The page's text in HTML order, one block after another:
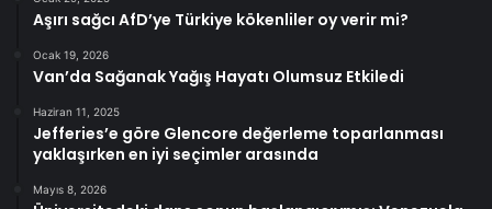
Aşırı sağcı AfD’ye Türkiye kökenliler oy verir mi?
Ocak 19, 2026
Van’da Sağanak Yağış Hayatı Olumsuz Etkiledi
Haziran 11, 2025
Jefferies’e göre Glencore değerleme toparlanması
yaklaşırken en iyi seçimler arasında
Mayıs 8, 2026